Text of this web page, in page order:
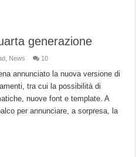
generazione
, News 10
annunciato la nuova versione di
tra cui la possibilità di
nuove font e template. A
per annunciare, a sorpresa, la